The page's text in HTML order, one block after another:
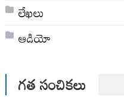
లేఖలు
ఆడియో
గత సంచికలు